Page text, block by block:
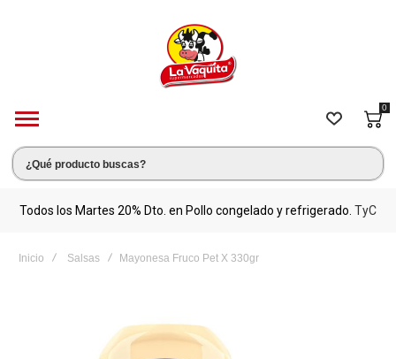
0
Todos los Martes 20% Dto. en Pollo congelado y refrigerado. TyC
Inicio Salsas Mayonesa Fruco Pet X 330gr